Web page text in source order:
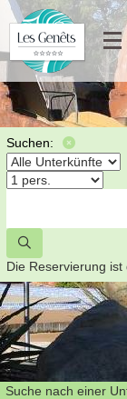
╳
⟶
Suche nach einer
Suchen:
Die Reservierung ist